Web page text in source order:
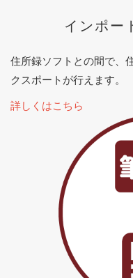
インポー
住所録ソフトとの間で、
クスポートが行えます。
詳しくはこちら